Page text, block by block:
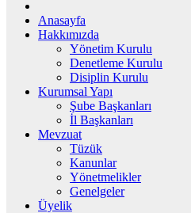
Anasayfa
Hakkımızda
Yönetim Kurulu
Denetleme Kurulu
Disiplin Kurulu
Kurumsal Yapı
Şube Başkanları
İl Başkanları
Mevzuat
Tüzük
Kanunlar
Yönetmelikler
Genelgeler
Üyelik